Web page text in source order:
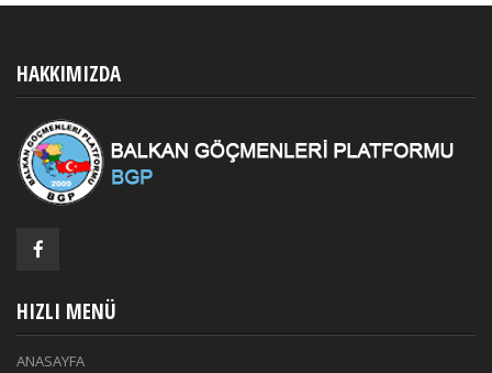
HAKKIMIZDA
HIZLI MENÜ
ANASAYFA